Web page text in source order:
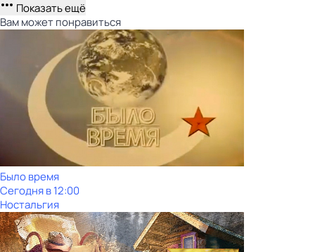
Показать ещё
Вам может понравиться
Было время
Сегодня в 12:00
Ностальгия